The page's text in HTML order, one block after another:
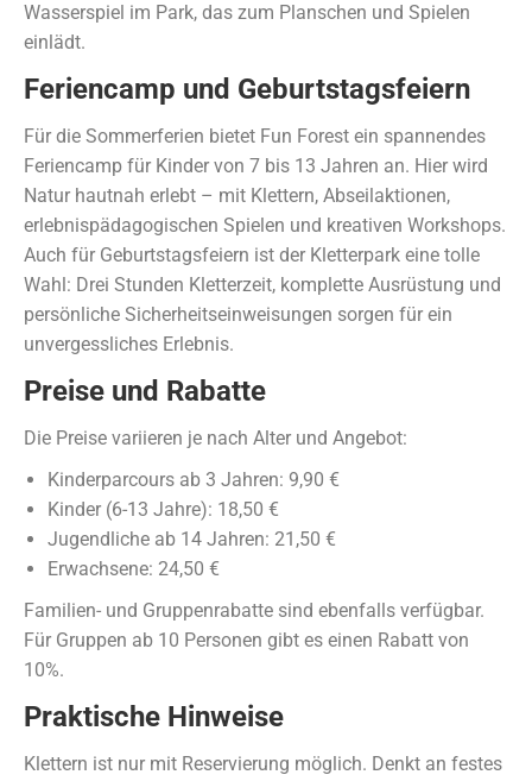
Wasserspiel im Park, das zum Planschen und Spielen
einlädt.
Feriencamp und Geburtstagsfeiern
Für die Sommerferien bietet Fun Forest ein spannendes
Feriencamp für Kinder von 7 bis 13 Jahren an. Hier wird
Natur hautnah erlebt – mit Klettern, Abseilaktionen,
erlebnispädagogischen Spielen und kreativen Workshops.
Auch für Geburtstagsfeiern ist der Kletterpark eine tolle
Wahl: Drei Stunden Kletterzeit, komplette Ausrüstung und
persönliche Sicherheitseinweisungen sorgen für ein
unvergessliches Erlebnis.
Preise und Rabatte
Die Preise variieren je nach Alter und Angebot:
Kinderparcours ab 3 Jahren: 9,90 €
Kinder (6-13 Jahre): 18,50 €
Jugendliche ab 14 Jahren: 21,50 €
Erwachsene: 24,50 €
Familien- und Gruppenrabatte sind ebenfalls verfügbar.
Für Gruppen ab 10 Personen gibt es einen Rabatt von
10%.
Praktische Hinweise
Klettern ist nur mit Reservierung möglich. Denkt an festes